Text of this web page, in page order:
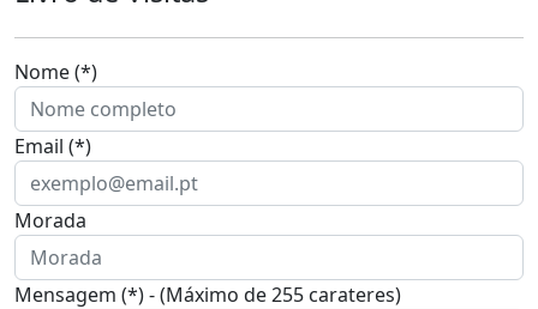
Nome (*)
Email (*)
Morada
Mensagem (*) - (Máximo de 255 carateres)